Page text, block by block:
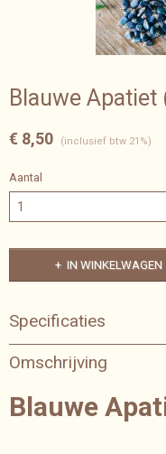
Blauwe Apatiet
€ 8,50 (inclusief btw 21%)
Aantal
IN WINKELWAGEN
Specificaties
Bruto gewicht
0,01 Kg
Omschrijving
Blauwe